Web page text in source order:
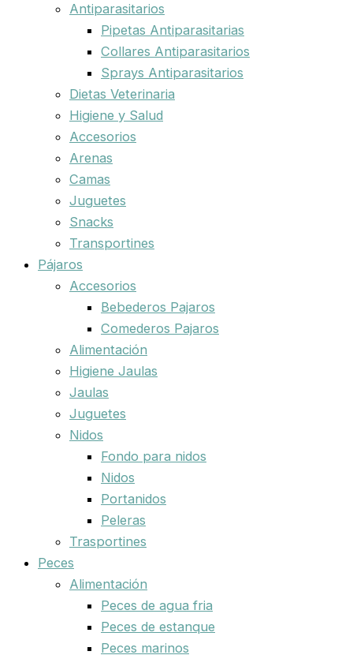
Antiparasitarios
Pipetas Antiparasitarias
Collares Antiparasitarios
Sprays Antiparasitarios
Dietas Veterinaria
Higiene y Salud
Accesorios
Arenas
Camas
Juguetes
Snacks
Transportines
Pájaros
Accesorios
Bebederos Pajaros
Comederos Pajaros
Alimentación
Higiene Jaulas
Jaulas
Juguetes
Nidos
Fondo para nidos
Nidos
Portanidos
Peleras
Trasportines
Peces
Alimentación
Peces de agua fria
Peces de estanque
Peces marinos